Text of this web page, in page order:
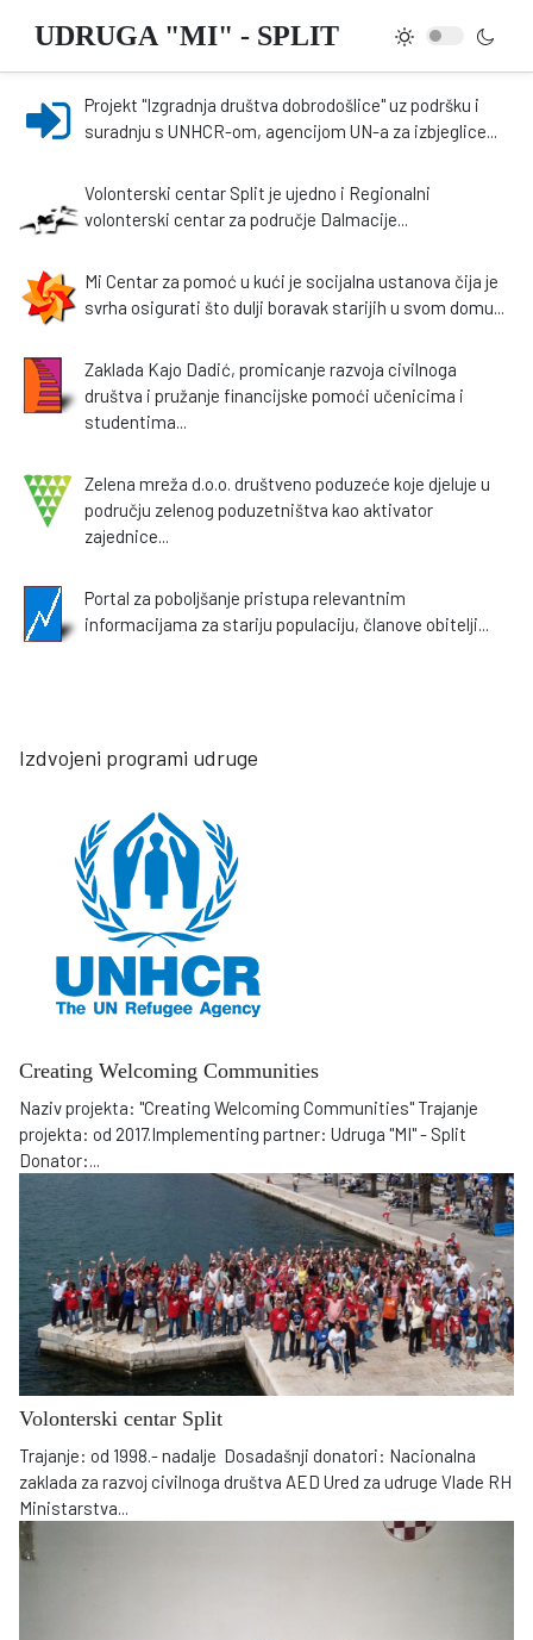
UDRUGA "MI" - SPLIT
Projekt "Izgradnja društva dobrodošlice" uz podršku i
suradnju s UNHCR-om, agencijom UN-a za izbjeglice...
Volonterski centar Split je ujedno i Regionalni
volonterski centar za područje Dalmacije...
Mi Centar za pomoć u kući je socijalna ustanova čija je
svrha osigurati što dulji boravak starijih u svom domu...
Zaklada Kajo Dadić, promicanje razvoja civilnoga
društva i pružanje financijske pomoći učenicima i
studentima...
Zelena mreža d.o.o. društveno poduzeće koje djeluje u
području zelenog poduzetništva kao aktivator
zajednice...
Portal za poboljšanje pristupa relevantnim
informacijama za stariju populaciju, članove obitelji...
Izdvojeni programi udruge
Creating Welcoming Communities
Naziv projekta: "Creating Welcoming Communities" Trajanje
projekta: od 2017.Implementing partner: Udruga "MI" - Split
Donator:...
Volonterski centar Split
Trajanje: od 1998.- nadalje Dosadašnji donatori: Nacionalna
zaklada za razvoj civilnoga društva AED Ured za udruge Vlade RH
Ministarstva...